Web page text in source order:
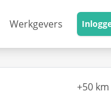
Werkgevers